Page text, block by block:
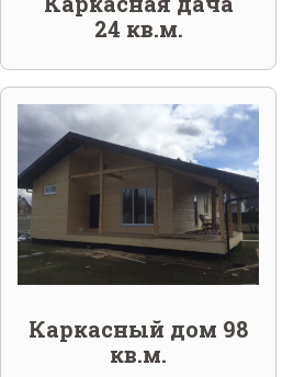
24 кв.м.
Каркасный дом 98
кв.м.